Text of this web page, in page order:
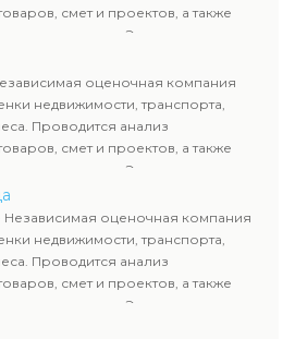
смет и проектов, а также
Эксперты
имущества и
отчеты соответствуют
и используются для
и судебных процессов.
оценочная компания
недвижимости, транспорта,
Проводится анализ
смет и проектов, а также
Эксперты
имущества и
отчеты соответствуют
и используются для
и судебных процессов.
оценочная компания
недвижимости, транспорта,
Проводится анализ
смет и проектов, а также
Эксперты
имущества и